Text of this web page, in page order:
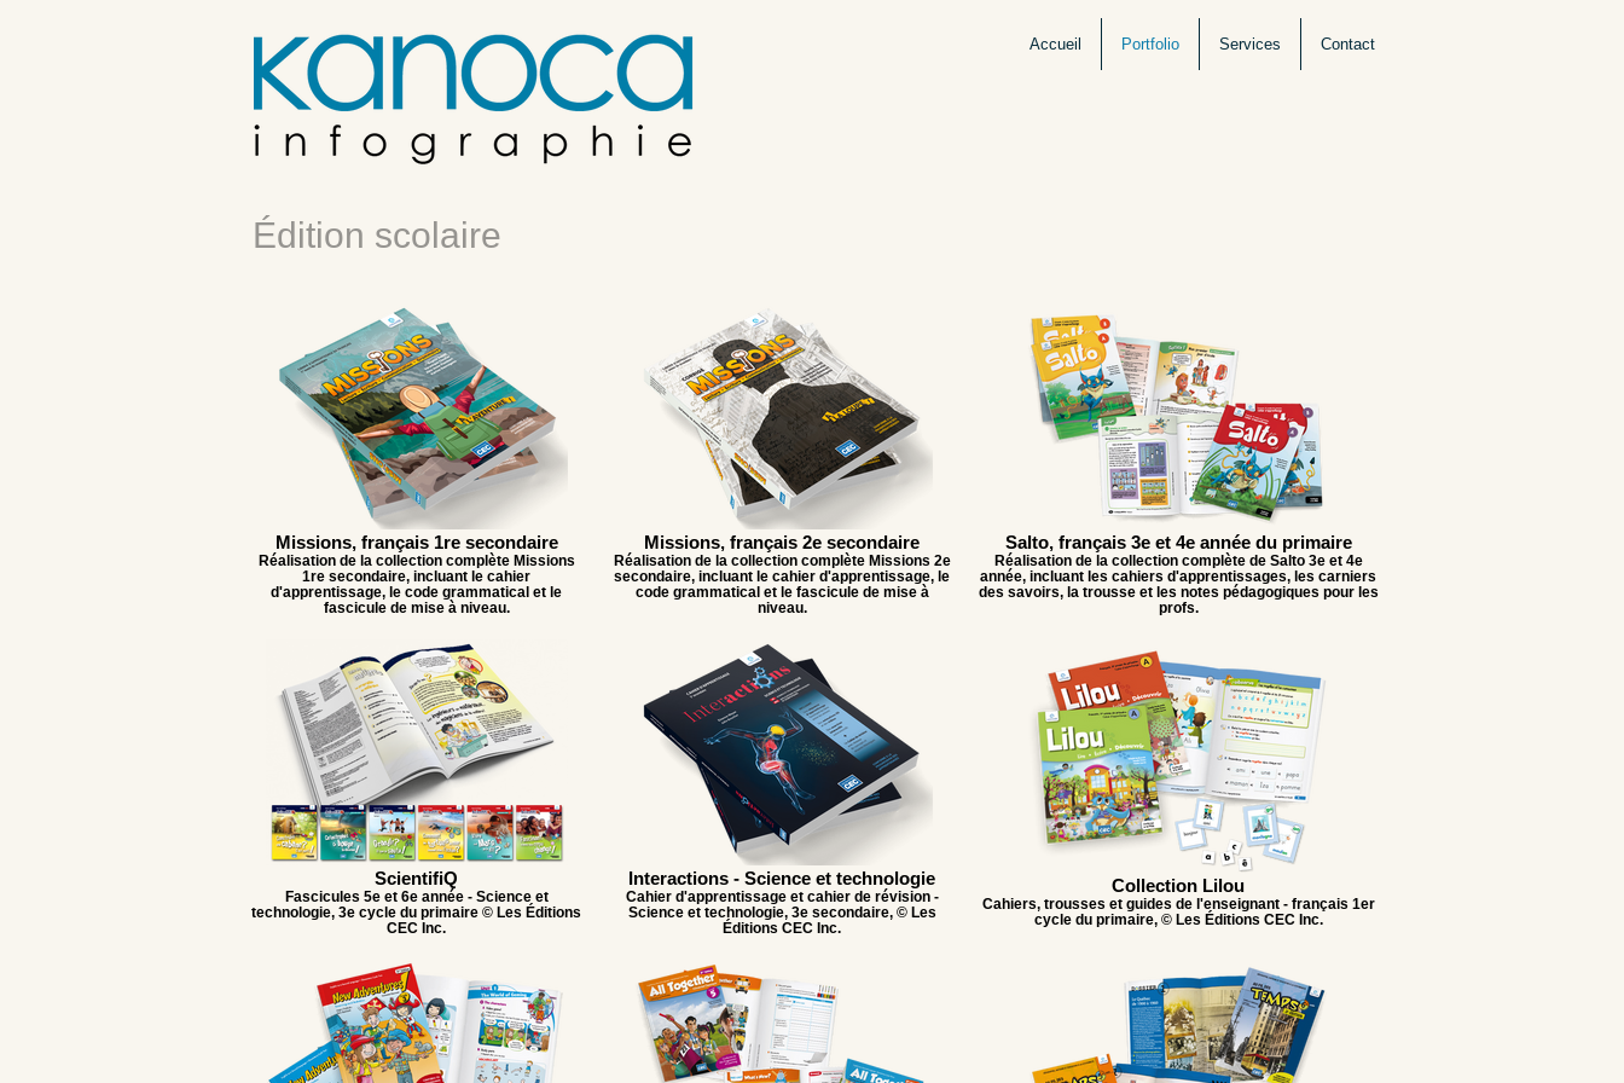
Accueil Portfolio Services Contact
Édition scolaire
Missions, français 1re secondaire
Réalisation de la collection complète Missions
1re secondaire, incluant le cahier
d'apprentissage, le code grammatical et le
fascicule de mise à niveau.
Missions, français 2e secondaire
Réalisation de la collection complète Missions 2e
secondaire, incluant le cahier d'apprentissage, le
code grammatical et le fascicule de mise à
niveau.
Salto, français 3e et 4e année du primaire
Réalisation de la collection complète de Salto 3e et 4e
année, incluant les cahiers d'apprentissages, les carniers
des savoirs, la trousse et les notes pédagogiques pour les
profs.
ScientifiQ
Fascicules 5e et 6e année - Science et
technologie, 3e cycle du primaire © Les Éditions
CEC Inc.
Interactions - Science et technologie
Cahier d'apprentissage et cahier de révision -
Science et technologie, 3e secondaire, © Les
Éditions CEC Inc.
Collection Lilou
Cahiers, trousses et guides de l'enseignant - français 1er
cycle du primaire, © Les Éditions CEC Inc.